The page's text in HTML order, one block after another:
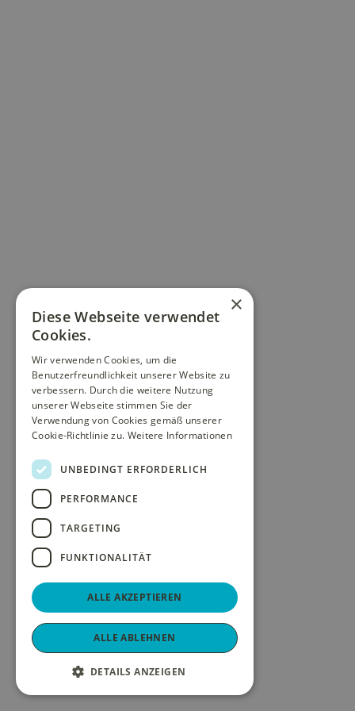
×
Diese Webseite verwendet
Cookies.
Wir verwenden Cookies, um die
Benutzerfreundlichkeit unserer Website zu
verbessern. Durch die weitere Nutzung
unserer Webseite stimmen Sie der
Verwendung von Cookies gemäß unserer
Cookie-Richtlinie zu. Weitere Informationen
UNBEDINGT ERFORDERLICH
PERFORMANCE
TARGETING
FUNKTIONALITÄT
ALLE AKZEPTIEREN
ALLE ABLEHNEN
DETAILS ANZEIGEN